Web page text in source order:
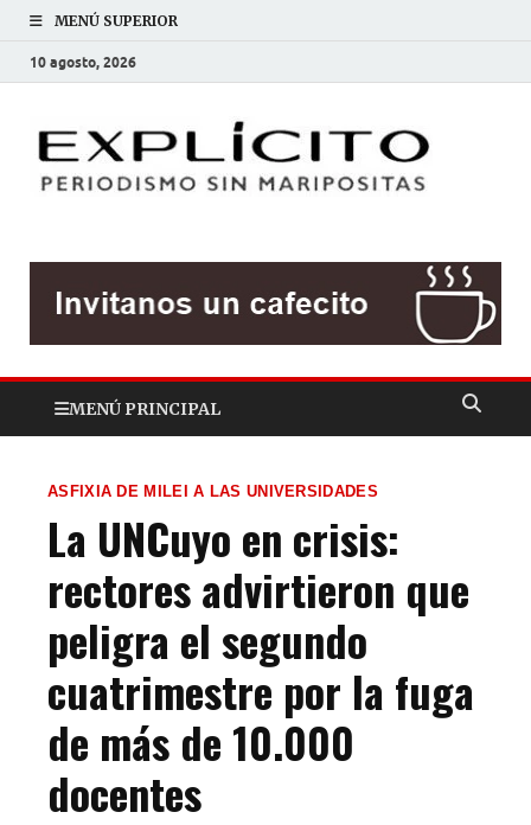
MENÚ SUPERIOR
10 agosto, 2026
MENÚ PRINCIPAL
ASFIXIA DE MILEI A LAS UNIVERSIDADES
La UNCuyo en crisis:
rectores advirtieron que
peligra el segundo
cuatrimestre por la fuga
de más de 10.000
docentes